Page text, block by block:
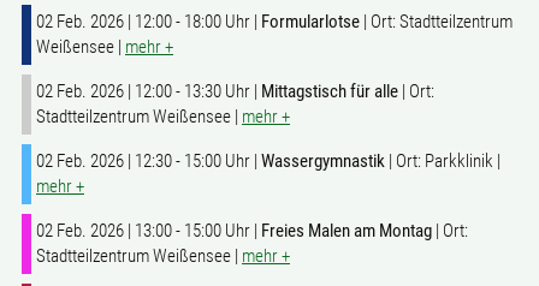
02 Feb. 2026 | 12:00 - 18:00 Uhr | Formularlotse | Ort: Stadtteilzentrum
Weißensee | mehr +
02 Feb. 2026 | 12:00 - 13:30 Uhr | Mittagstisch für alle | Ort:
Stadtteilzentrum Weißensee | mehr +
02 Feb. 2026 | 12:30 - 15:00 Uhr | Wassergymnastik | Ort: Parkklinik |
mehr +
02 Feb. 2026 | 13:00 - 15:00 Uhr | Freies Malen am Montag | Ort:
Stadtteilzentrum Weißensee | mehr +